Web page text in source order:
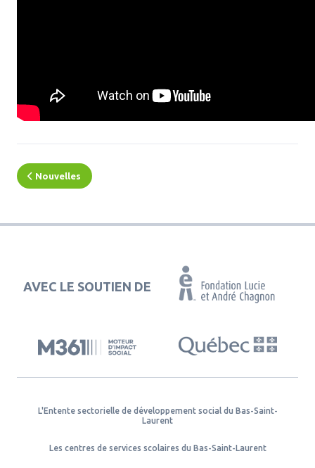
Nouvelles
AVEC LE SOUTIEN DE
L'Entente sectorielle de développement social du Bas-Saint-
Laurent
Les centres de services scolaires du Bas-Saint-Laurent